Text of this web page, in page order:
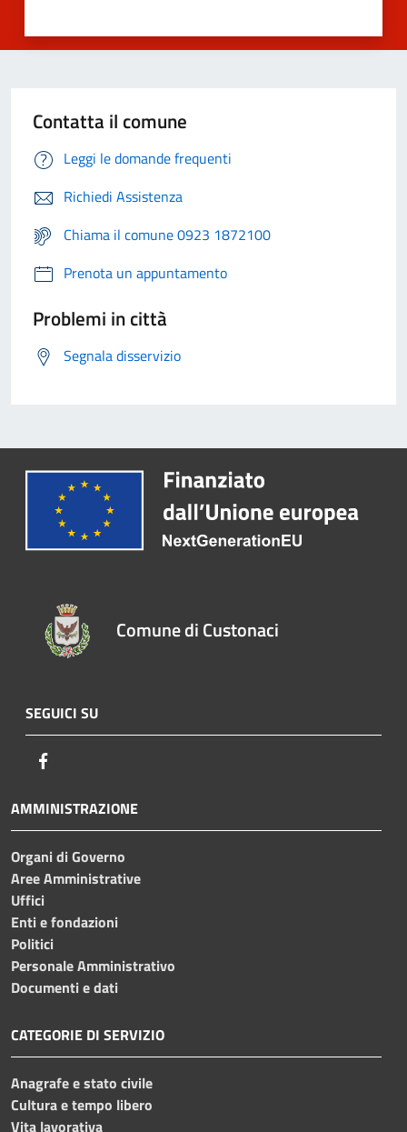
Contatta il comune
Leggi le domande frequenti
Richiedi Assistenza
Chiama il comune 0923 1872100
Prenota un appuntamento
Problemi in città
Segnala disservizio
Comune di Custonaci
SEGUICI SU
AMMINISTRAZIONE
Organi di Governo
Aree Amministrative
Uffici
Enti e fondazioni
Politici
Personale Amministrativo
Documenti e dati
CATEGORIE DI SERVIZIO
Anagrafe e stato civile
Cultura e tempo libero
Vita lavorativa